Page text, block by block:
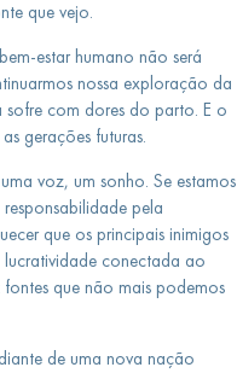
que vejo.
estar humano não será
nossa exploração da
sofre com dores do parto. E o
gerações futuras.
voz, um sonho. Se estamos
pela
que os principais inimigos
lucratividade conectada ao
que não mais podemos
de uma nova nação